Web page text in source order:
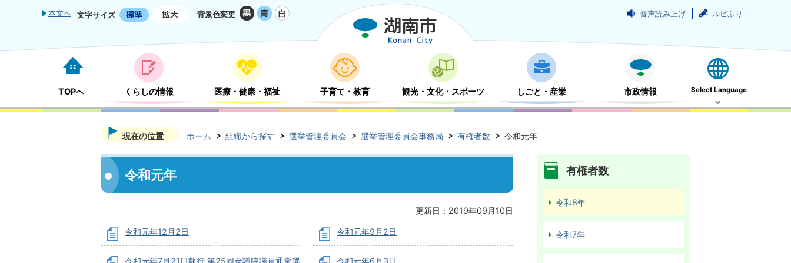
本文へ 文字サイズ 背景色変更 音声読み上げ ルビふり
TOPへ くらしの情報 医療・健康・福祉 子育て・教育 観光・文化・スポーツ しごと・産業 市政情報 Select Language
現在の位置 ホーム 組織から探す 選挙管理委員会 選挙管理委員会事務局 有権者数 令和元年
令和元年
更新日：2019年09月10日
令和元年12月2日 令和元年9月2日
令和元年7月21日執行 第25回参議院議員通常選 令和元年6月3日
有権者数
令和8年
令和7年